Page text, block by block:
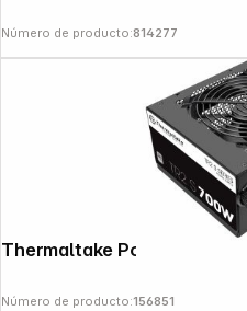
Número de producto:814277
Número de producto:156851